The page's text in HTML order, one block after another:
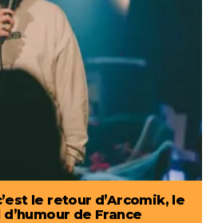
le retour d’Arcomik, le
de France